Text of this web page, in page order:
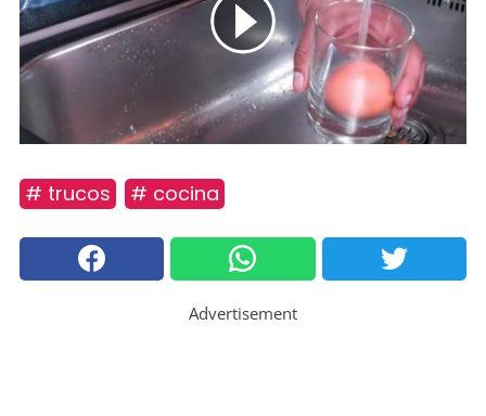
# trucos # cocina
Advertisement